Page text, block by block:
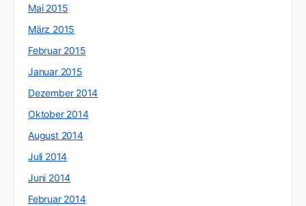
Mai 2015
März 2015
Februar 2015
Januar 2015
Dezember 2014
Oktober 2014
August 2014
Juli 2014
Juni 2014
Februar 2014